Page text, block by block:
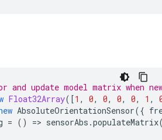
update model matrix when
Float32Array([1 , 0, 0, 0, 0, 1 ,
AbsoluteOrientationSensor({
= () => sensorAbs .populateMatrix